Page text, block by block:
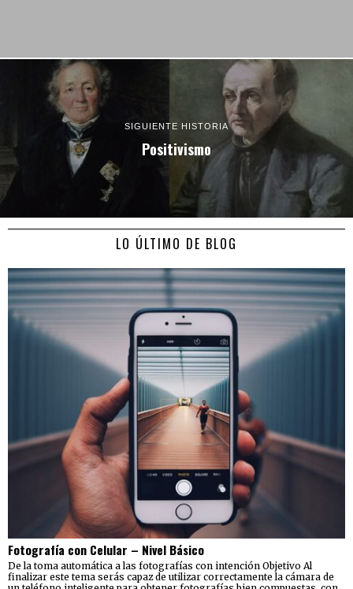
SIGUIENTE HISTORIA
Positivismo
LO ÚLTIMO DE BLOG
Fotografía con Celular – Nivel Básico
De la toma automática a las fotografías con intención Objetivo Al
finalizar este tema serás capaz de utilizar correctamente la cámara de